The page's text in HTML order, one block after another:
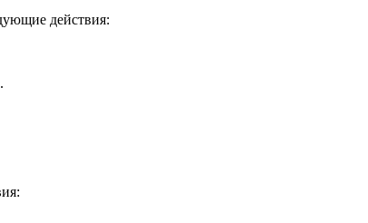
действия: